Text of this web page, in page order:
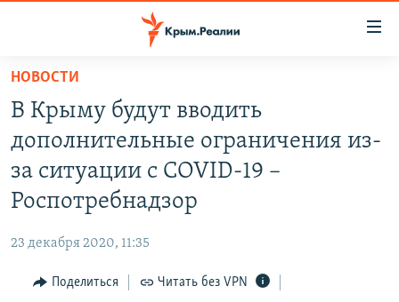
Вернуться
основному
содержанию
главной
Вернутся
поиску
СПЕЦПРОЕКТЫ
КАРТА ВОЕННЫХ ОБЪЕКТОВ КРЫМА
ИСТОРИЯ
ИНТЕРАКТИВ
ИНФОГРАФИКА
РАДІО СВОБОДА
КАК ОБОЙТИ БЛОКИРОВКУ
НОВОСТИ
В Крыму будут вводить
дополнительные ограничения из-
за ситуации с COVID-19 –
Роспотребнадзор
23 декабря 2020, 11:35
Поделиться Читать без VPN